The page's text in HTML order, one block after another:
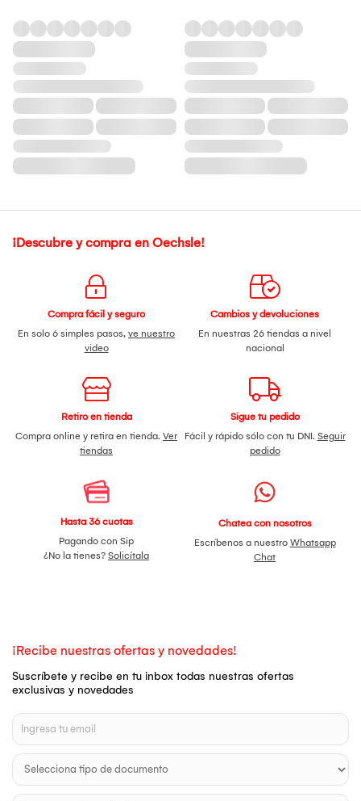
¡Descubre y compra en Oechsle!
Compra fácil y seguro
En solo 6 simples pasos, ve nuestro
video
Cambios y devoluciones
En nuestras 26 tiendas a nivel
nacional
Retiro en tienda
Compra online y retira en tienda. Ver
tiendas
Sigue tu pedido
Fácil y rápido sólo con tu DNI. Seguir
pedido
Hasta 36 cuotas
Pagando con Sip
¿No la tienes? Solicítala
Chatea con nosotros
Escríbenos a nuestro Whatsapp
Chat
¡Recibe nuestras ofertas y novedades!
Suscríbete y recibe en tu inbox todas nuestras ofertas
exclusivas y novedades